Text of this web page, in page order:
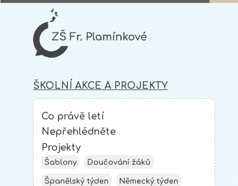
ŠKOLNÍ AKCE A PROJEKTY
Co právě letí
Nepřehlédněte
Projekty
Šablony Doučování žáků
Španělský týden Německý týden